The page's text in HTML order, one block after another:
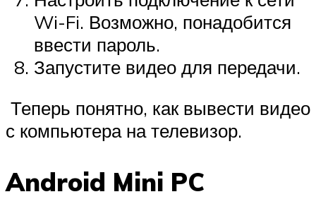
Wi-Fi. Возможно, понадобится
ввести пароль.
Запустите видео для передачи.
Теперь понятно, как вывести видео
с компьютера на телевизор.
Android Mini PC